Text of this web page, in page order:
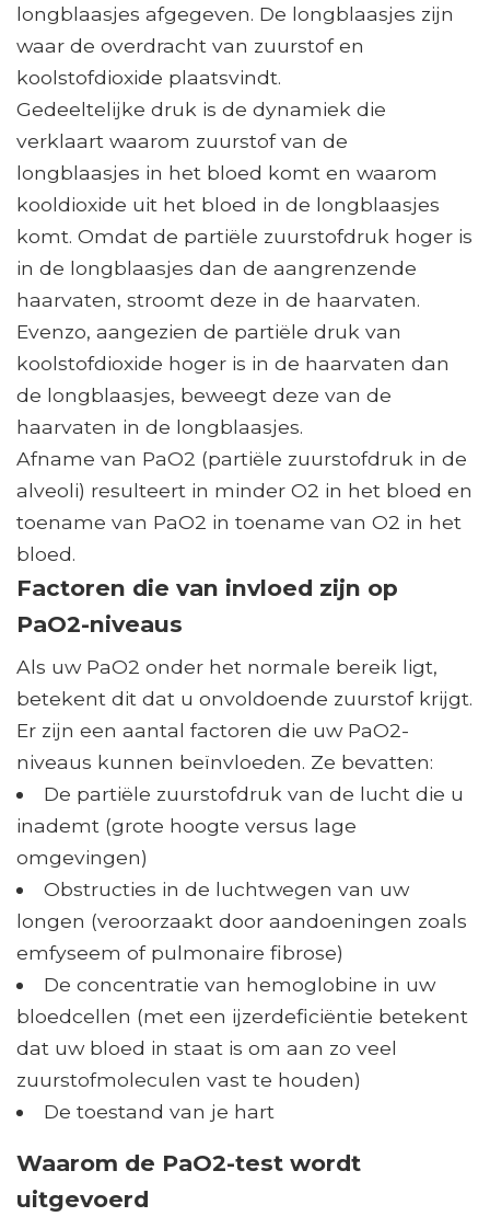
longblaasjes afgegeven. De longblaasjes zijn
waar de overdracht van zuurstof en
koolstofdioxide plaatsvindt.
Gedeeltelijke druk is de dynamiek die
verklaart waarom zuurstof van de
longblaasjes in het bloed komt en waarom
kooldioxide uit het bloed in de longblaasjes
komt. Omdat de partiële zuurstofdruk hoger is
in de longblaasjes dan de aangrenzende
haarvaten, stroomt deze in de haarvaten.
Evenzo, aangezien de partiële druk van
koolstofdioxide hoger is in de haarvaten dan
de longblaasjes, beweegt deze van de
haarvaten in de longblaasjes.
Afname van PaO2 (partiële zuurstofdruk in de
alveoli) resulteert in minder O2 in het bloed en
toename van PaO2 in toename van O2 in het
bloed.
Factoren die van invloed zijn op
PaO2-niveaus
Als uw PaO2 onder het normale bereik ligt,
betekent dit dat u onvoldoende zuurstof krijgt.
Er zijn een aantal factoren die uw PaO2-
niveaus kunnen beïnvloeden. Ze bevatten:
De partiële zuurstofdruk van de lucht die u
inademt (grote hoogte versus lage
omgevingen)
Obstructies in de luchtwegen van uw
longen (veroorzaakt door aandoeningen zoals
emfyseem of pulmonaire fibrose)
De concentratie van hemoglobine in uw
bloedcellen (met een ijzerdeficiëntie betekent
dat uw bloed in staat is om aan zo veel
zuurstofmoleculen vast te houden)
De toestand van je hart
Waarom de PaO2-test wordt
uitgevoerd